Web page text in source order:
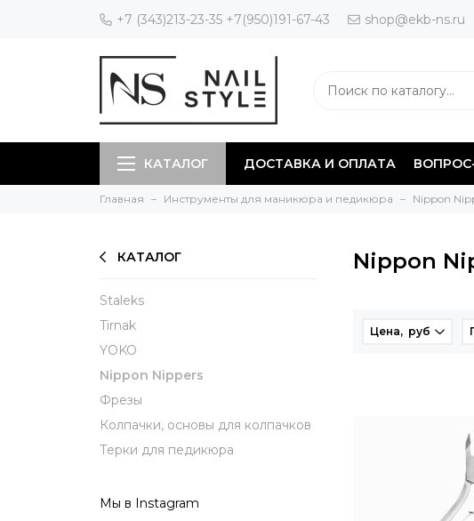
+7 (343)213-23-35 +7(950)191-67-43 shop@ekb-ns.ru
КАТАЛОГ ДОСТАВКА И ОПЛАТА
Главная Инструменты для маникюра и педикюра Nippon
КАТАЛОГ
Staleks
Tirnak
YOKO
Nippon Nippers
Фрезы
Колпачки, основы для колпачков
Терки для педикюра
Мы в Instagram
Nippon
Цена, руб